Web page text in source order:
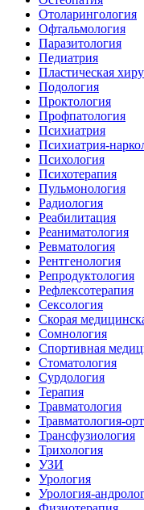
Отоларингология
Офтальмология
Паразитология
Педиатрия
Пластическая
Подология
Проктология
Профпатология
Психиатрия
Психиатрия-
Психология
Психотерапия
Пульмонология
Радиология
Реабилитация
Реаниматология
Ревматология
Рентгенология
Репродуктология
Рефлексотерапия
Сексология
Скорая
Сомнология
Спортивная
Стоматология
Сурдология
Терапия
Травматология
Травматология-
Трансфузиология
Трихология
УЗИ
Урология
Урология-